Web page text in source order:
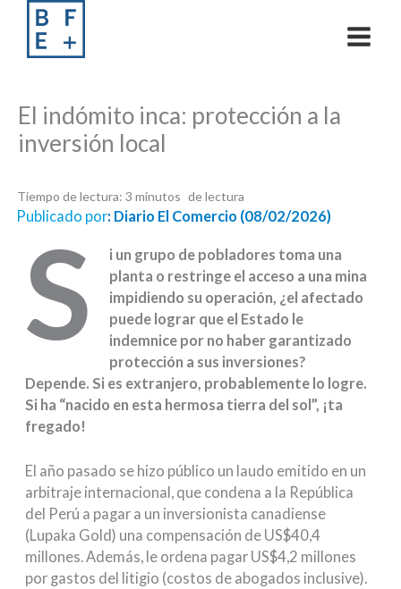
content
El indómito inca: protección a la
inversión local
Tiempo de lectura: 3 minutos
Publicado por: Diario El Comercio (08/02/2026)
S
i un grupo de pobladores toma una
planta o restringe el acceso a una mina
impidiendo su operación, ¿el afectado
puede lograr que el Estado le
indemnice por no haber garantizado
protección a sus inversiones?
Depende. Si es extranjero, probablemente lo logre.
Si ha “nacido en esta hermosa tierra del sol”, ¡ta
fregado!
El año pasado se hizo público un laudo emitido en un
arbitraje internacional, que condena a la República
del Perú a pagar a un inversionista canadiense
(Lupaka Gold) una compensación de US$40,4
millones. Además, le ordena pagar US$4,2 millones
por gastos del litigio (costos de abogados inclusive).